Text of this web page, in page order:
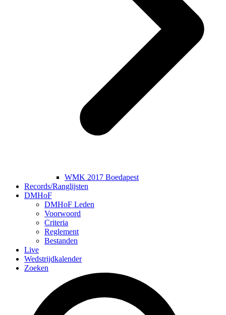
WMK 2017 Boedapest
Records/Ranglijsten
DMHoF
DMHoF Leden
Voorwoord
Criteria
Reglement
Bestanden
Live
Wedstrijdkalender
Zoeken